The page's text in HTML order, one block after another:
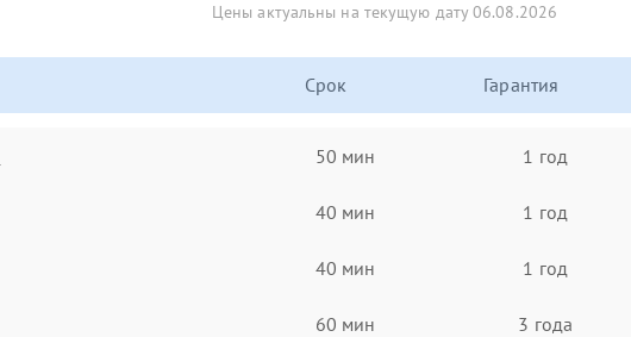
Цены актуальны на текущую дату 06.08.2026
Срок Гарантия
50 мин 1 год
40 мин 1 год
40 мин 1 год
60 мин 3 года